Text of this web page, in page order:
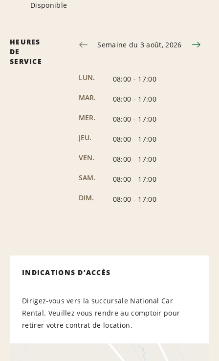
Disponible
HEURES
DE
SERVICE
Semaine du 3 août, 2026
LUN. 08:00 - 17:00
MAR.
08:00 - 17:00
MER.
08:00 - 17:00
JEU.
08:00 - 17:00
VEN.
08:00 - 17:00
SAM.
08:00 - 17:00
DIM.
08:00 - 17:00
INDICATIONS D’ACCÈS
Dirigez-vous vers la succursale National Car
Rental. Veuillez vous rendre au comptoir pour
retirer votre contrat de location.